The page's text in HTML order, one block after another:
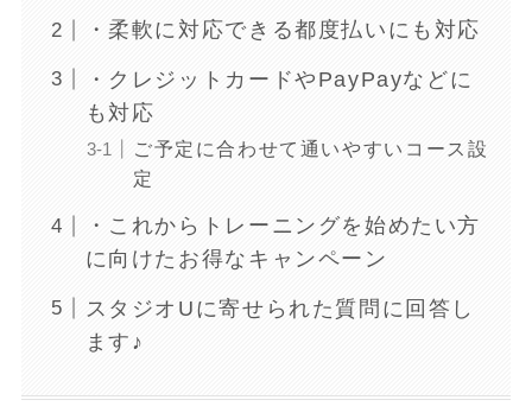
・柔軟に対応できる都度払いにも対応
・クレジットカードやPayPayなどに
も対応
ご予定に合わせて通いやすいコース設
定
・これからトレーニングを始めたい方
に向けたお得なキャンペーン
スタジオUに寄せられた質問に回答し
ます♪